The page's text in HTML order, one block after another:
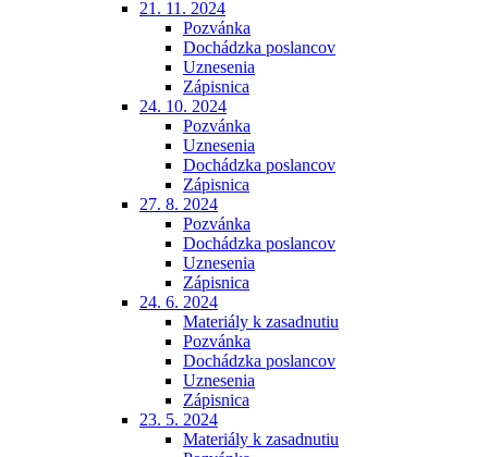
21. 11. 2024
Pozvánka
Dochádzka poslancov
Uznesenia
Zápisnica
24. 10. 2024
Pozvánka
Uznesenia
Dochádzka poslancov
Zápisnica
27. 8. 2024
Pozvánka
Dochádzka poslancov
Uznesenia
Zápisnica
24. 6. 2024
Materiály k zasadnutiu
Pozvánka
Dochádzka poslancov
Uznesenia
Zápisnica
23. 5. 2024
Materiály k zasadnutiu